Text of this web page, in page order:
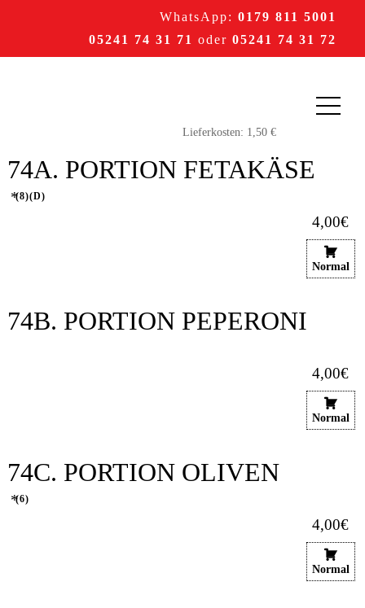
WhatsApp: 0179 811 5001
05241 74 31 71 oder 05241 74 31 72
74A. PORTION FETAKÄSE
8 D
4,00€
Normal
74B. PORTION PEPERONI
4,00€
Normal
74C. PORTION OLIVEN
6
4,00€
Normal